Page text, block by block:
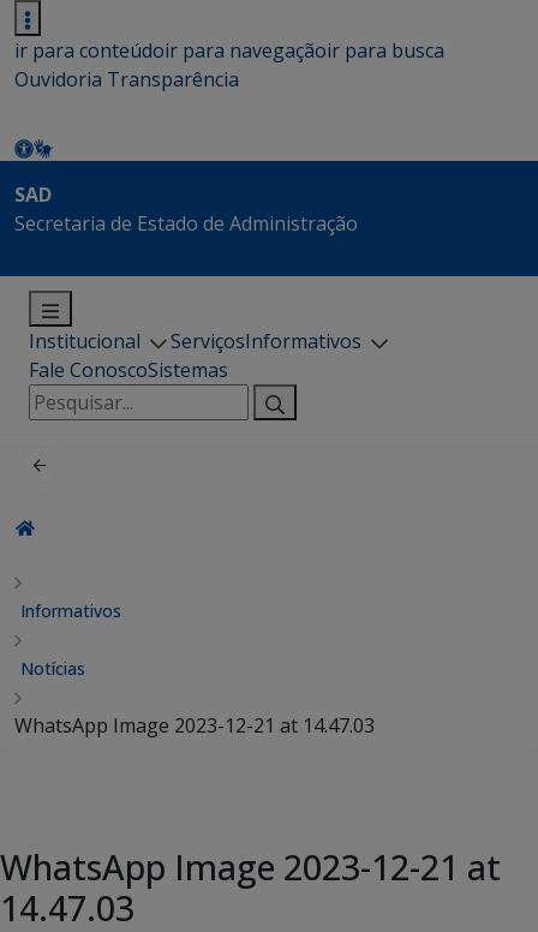
ir para conteúdoir para navegaçãoir para busca
Ouvidoria Transparência
SAD
Secretaria de Estado de Administração
Institucional ServiçosInformativos
Fale ConoscoSistemas
Pesquisar
por:
Informativos
Notícias
WhatsApp Image 2023-12-21 at 14.47.03
WhatsApp Image 2023-12-21 at
14.47.03